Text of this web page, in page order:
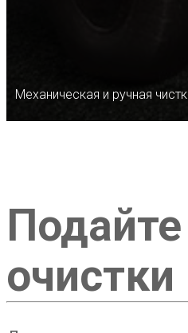
Механическая и ручная
очистки